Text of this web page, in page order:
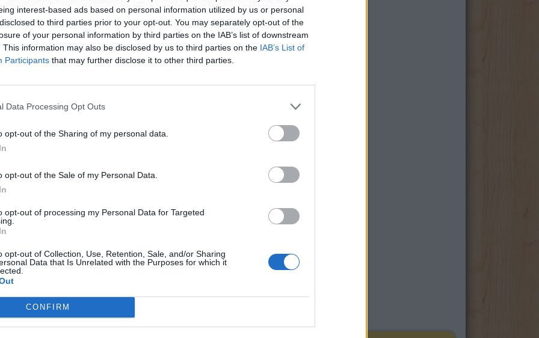
interest-based ads based on personal information utilized by us or personal
to third parties prior to your opt-out. You may separately opt-out of the
of your personal information by third parties on the IAB’s list of downstream
This information may also be disclosed by us to third parties on the IAB’s List of
Participants that may further disclose it to other third parties.
Data Processing Opt Outs
opt-out of the Sharing of my personal data.
opt-out of the Sale of my Personal Data.
opt-out of processing my Personal Data for Targeted
opt-out of Collection, Use, Retention, Sale, and/or Sharing
Data that Is Unrelated with the Purposes for which it
CONFIRM